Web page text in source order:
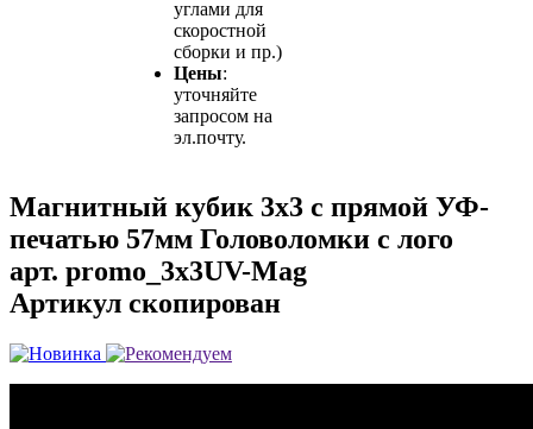
углами для
скоростной
сборки и пр.)
Цены:
уточняйте
запросом на
эл.почту.
Магнитный кубик 3х3 с прямой УФ-
печатью 57мм Головоломки с лого
арт. promo_3x3UV-Mag
Артикул скопирован